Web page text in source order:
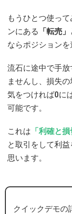
もうひとつ使っ
ンにある 「転売」
ならポジションを
流石に途中で手
ませんし、損失
気をつければ0に
可能です。
これは 「利確と損
と取引をして利
思います。
クイックデモの